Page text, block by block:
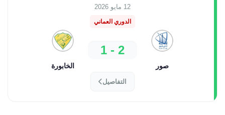
12 مايو 2026
الدوري العماني
صور
2 - 1
الخابورة
التفاصيل